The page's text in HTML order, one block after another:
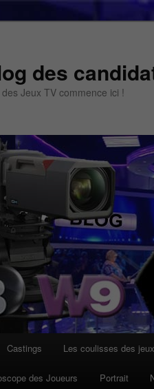
des
Jeux TV commence ici !
Castings Les coulisses des jeux
des Joueurs Portrait